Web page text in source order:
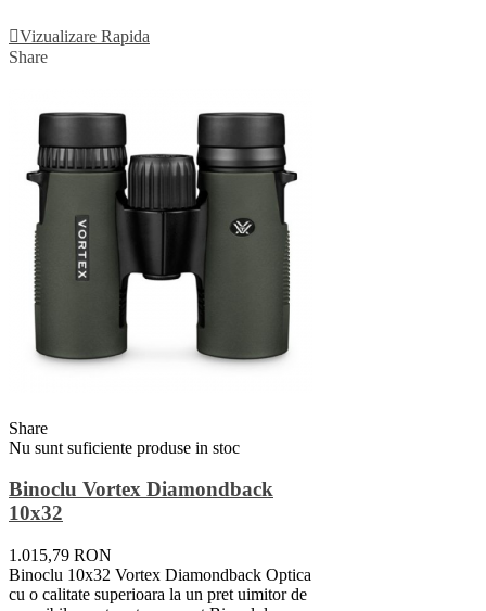
Vizualizare Rapida
Share
Share
Nu sunt suficiente produse in stoc
Binoclu Vortex Diamondback
10x32
1.015,79 RON
Binoclu 10x32 Vortex Diamondback Optica
cu o calitate superioara la un pret uimitor de